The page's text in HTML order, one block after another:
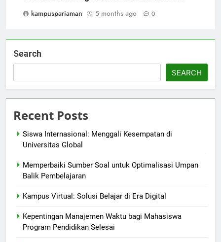
kampuspariaman
5 months ago 0
Search
SEARCH
Recent Posts
Siswa Internasional: Menggali Kesempatan di
Universitas Global
Memperbaiki Sumber Soal untuk Optimalisasi Umpan
Balik Pembelajaran
Kampus Virtual: Solusi Belajar di Era Digital
Kepentingan Manajemen Waktu bagi Mahasiswa
Program Pendidikan Selesai